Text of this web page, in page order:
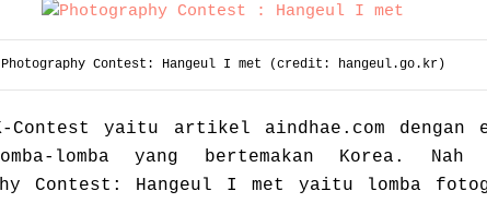
Photography Contest: Hangeul I met (credit: hangeul.go.kr)
Contest yaitu artikel aindhae.com dengan
lomba yang bertemakan Korea.
Contest: Hangeul I met yaitu lomba